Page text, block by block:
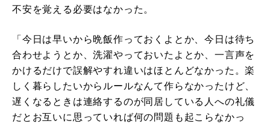
不安を覚える必要はなかった。
「今日は早いから晩飯作っておくよとか、今日は待ち
合わせようとか、洗濯やっておいたよとか、一言声を
かけるだけで誤解やすれ違いはほとんどなかった。楽
しく暮らしたいからルールなんて作らなかったけど、
遅くなるときは連絡するのが同居している人への礼儀
だとお互いに思っていれば何の問題も起こらなかっ